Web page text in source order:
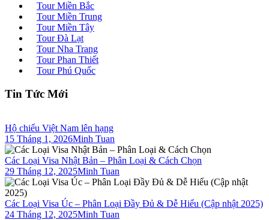
Tour Miền Bắc
Tour Miền Trung
Tour Miền Tây
Tour Đà Lạt
Tour Nha Trang
Tour Phan Thiết
Tour Phú Quốc
Tin Tức Mới
Hộ chiếu Việt Nam lên hạng
15 Tháng 1, 2026Minh Tuan
Các Loại Visa Nhật Bản – Phân Loại & Cách Chọn
29 Tháng 12, 2025Minh Tuan
Các Loại Visa Úc – Phân Loại Đầy Đủ & Dễ Hiểu (Cập nhật 2025)
24 Tháng 12, 2025Minh Tuan